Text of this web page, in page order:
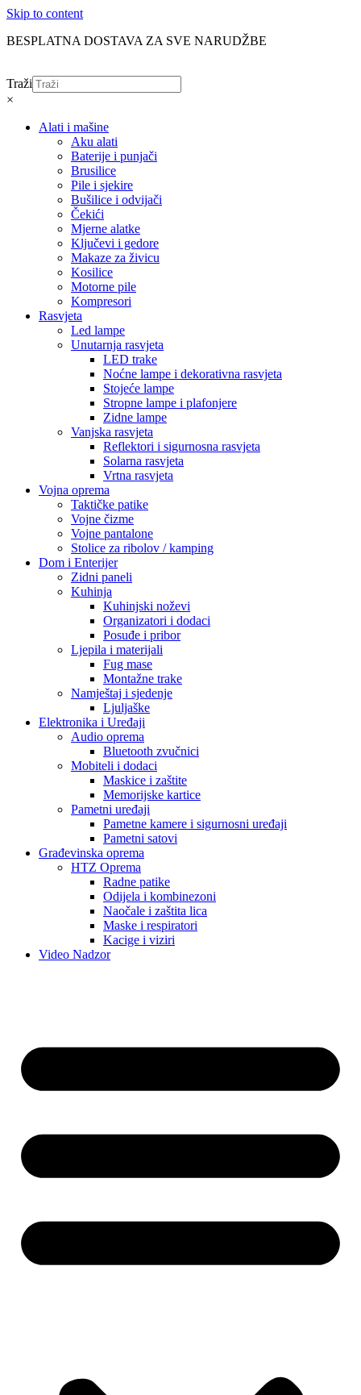
Skip to content
BESPLATNA DOSTAVA ZA SVE NARUDŽBE
Traži
×
Alati i mašine
Aku alati
Baterije i punjači
Brusilice
Pile i sjekire
Bušilice i odvijači
Čekići
Mjerne alatke
Ključevi i gedore
Makaze za živicu
Kosilice
Motorne pile
Kompresori
Rasvjeta
Led lampe
Unutarnja rasvjeta
LED trake
Noćne lampe i dekorativna rasvjeta
Stojeće lampe
Stropne lampe i plafonjere
Zidne lampe
Vanjska rasvjeta
Reflektori i sigurnosna rasvjeta
Solarna rasvjeta
Vrtna rasvjeta
Vojna oprema
Taktičke patike
Vojne čizme
Vojne pantalone
Stolice za ribolov / kamping
Dom i Enterijer
Zidni paneli
Kuhinja
Kuhinjski noževi
Organizatori i dodaci
Posuđe i pribor
Ljepila i materijali
Fug mase
Montažne trake
Namještaj i sjedenje
Ljuljaške
Elektronika i Uređaji
Audio oprema
Bluetooth zvučnici
Mobiteli i dodaci
Maskice i zaštite
Memorijske kartice
Pametni uređaji
Pametne kamere i sigurnosni uređaji
Pametni satovi
Građevinska oprema
HTZ Oprema
Radne patike
Odijela i kombinezoni
Naočale i zaštita lica
Maske i respiratori
Kacige i viziri
Video Nadzor